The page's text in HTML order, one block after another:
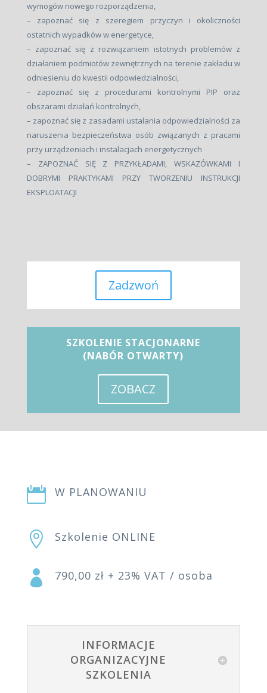
wymogów nowego rozporządzenia,
– zapoznać się z szeregiem przyczyn i okoliczności
ostatnich wypadków w energetyce,
– zapoznać się z rozwiązaniem istotnych problemów z
działaniem podmiotów zewnętrznych na terenie zakładu w
odniesieniu do kwestii odpowiedzialności,
– zapoznać się z procedurami kontrolnymi PIP oraz
obszarami działań kontrolnych,
– zapoznać się z zasadami ustalania odpowiedzialności za
naruszenia bezpieczeństwa osób związanych z pracami
przy urządzeniach i instalacjach energetycznych
– ZAPOZNAĆ SIĘ Z PRZYKŁADAMI, WSKAZÓWKAMI I
DOBRYMI PRAKTYKAMI PRZY TWORZENIU INSTRUKCJI
EKSPLOATACJI
Zadzwoń
SZKOLENIE STACJONARNE
(NABÓR OTWARTY)
ZOBACZ
 W PLANOWANIU
 Szkolenie ONLINE
 790,00 zł + 23% VAT / osoba
INFORMACJE
ORGANIZACYJNE
SZKOLENIA